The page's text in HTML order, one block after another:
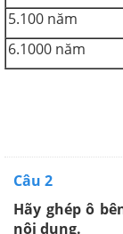
5.100 năm
6.1000 năm
Câu 2
Hãy ghép ô
nội dung.